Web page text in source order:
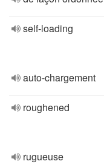
self-loading
auto-chargement
roughened
rugueuse